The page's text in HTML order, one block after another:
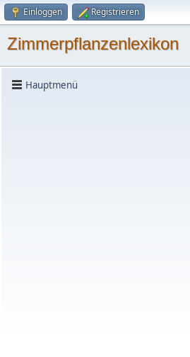
Einloggen Registrieren
Zimmerpflanzenlexikon
Hauptmenü